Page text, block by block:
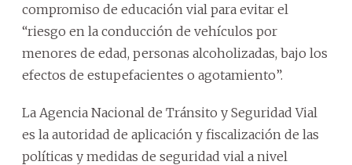
compromiso de educación vial para evitar el
“riesgo en la conducción de vehículos por
menores de edad, personas alcoholizadas, bajo los
efectos de estupefacientes o agotamiento”.
La Agencia Nacional de Tránsito y Seguridad Vial
es la autoridad de aplicación y fiscalización de las
políticas y medidas de seguridad vial a nivel